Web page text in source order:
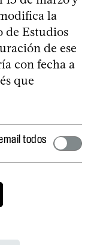
la
de Estudios
de ese
con fecha a
que
todos